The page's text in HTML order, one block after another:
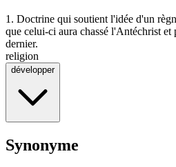
1. Doctrine qui soutient l'idée d'un
que celui-ci aura chassé l'Antéchrist et
dernier.
religion
développer
Synonyme